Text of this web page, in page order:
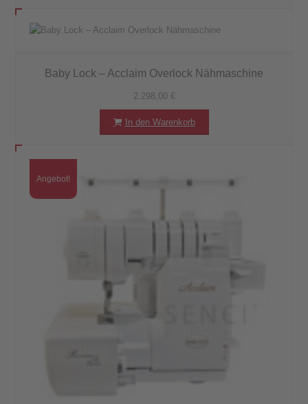
Baby Lock – Acclaim Overlock Nähmaschine
2.298,00 €
In den Warenkorb
Angebot!